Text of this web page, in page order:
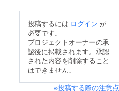
投稿するには ログイン が
必要です。
プロジェクトオーナーの承
認後に掲載されます。承認
された内容を削除すること
はできません。
※投稿する際の注意点